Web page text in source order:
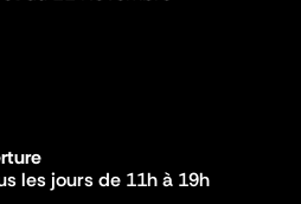
les jours de 11h à 19h